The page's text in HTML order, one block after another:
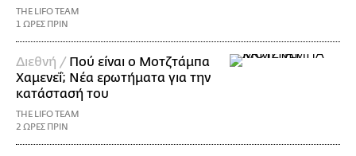
THE LIFO TEAM
1 ΩΡΕΣ ΠΡΙΝ
Διεθνή / Πού είναι ο Μοτζτάμπα
Χαμενεΐ; Νέα ερωτήματα για την
κατάστασή του
THE LIFO TEAM
2 ΩΡΕΣ ΠΡΙΝ